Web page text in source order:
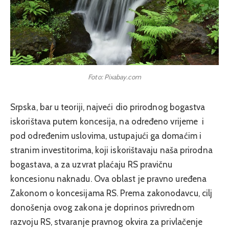
Foto: Pixabay.com
Srpska, bar u teoriji, najveći dio prirodnog bogastva
iskorištava putem koncesija, na određeno vrijeme i
pod određenim uslovima, ustupajući ga domaćim i
stranim investitorima, koji iskorištavaju naša prirodna
bogastava, a za uzvrat plaćaju RS pravičnu
koncesionu naknadu. Ova oblast je pravno uređena
Zakonom o koncesijama RS. Prema zakonodavcu, cilj
donošenja ovog zakona je doprinos privrednom
razvoju RS, stvaranje pravnog okvira za privlačenje